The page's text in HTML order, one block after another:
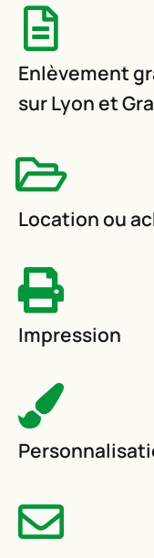
Enlèvement
sur Lyon et
Location ou
Impression